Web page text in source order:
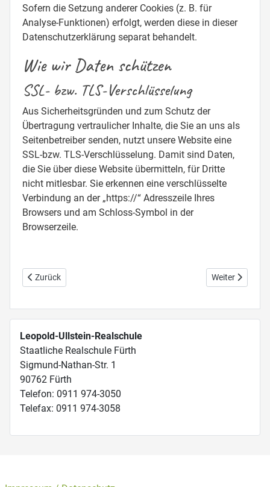
Sofern die Setzung anderer Cookies (z. B. für
Analyse-Funktionen) erfolgt, werden diese in dieser
Datenschutzerklärung separat behandelt.
Wie wir Daten schützen
SSL- bzw. TLS-Verschlüsselung
Aus Sicherheitsgründen und zum Schutz der
Übertragung vertraulicher Inhalte, die Sie an uns als
Seitenbetreiber senden, nutzt unsere Website eine
SSL-bzw. TLS-Verschlüsselung. Damit sind Daten,
die Sie über diese Website übermitteln, für Dritte
nicht mitlesbar. Sie erkennen eine verschlüsselte
Verbindung an der „https://“ Adresszeile Ihres
Browsers und am Schloss-Symbol in der
Browserzeile.
Vorheriger Beitrag: Lernmittelfreie Bücherei
Zurück Nächster
Weiter
Leopold-Ullstein-Realschule
Staatliche Realschule Fürth
Sigmund-Nathan-Str. 1
90762 Fürth
Telefon: 0911 974-3050
Telefax: 0911 974-3058